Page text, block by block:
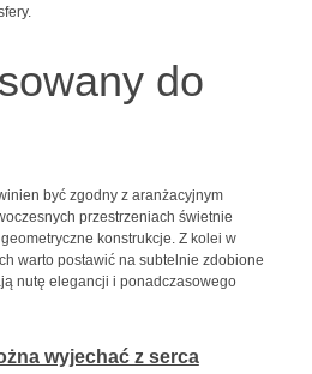
do
być zgodny z aranżacyjnym
przestrzeniach świetnie
konstrukcje. Z kolei w
warto postawić na subtelnie zdobione
nutę elegancji i ponadczasowego
wyjechać z serca